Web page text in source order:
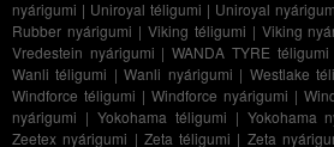
nyárigumi | Uniroyal téligumi | Uniroyal
Rubber nyárigumi | Viking téligumi | Viking
Vredestein nyárigumi |WANDA TYRE téligumi
Wanli téligumi |Wanli nyárigumi | Westlake
Windforce téligumi | Windforce nyárigumi |
nyárigumi | Yokohama téligumi | Yokohama
Zeetex nyárigumi | Zeta téligumi | Zeta